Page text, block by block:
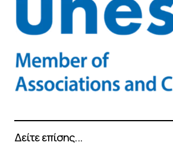
Δείτε επίσης...